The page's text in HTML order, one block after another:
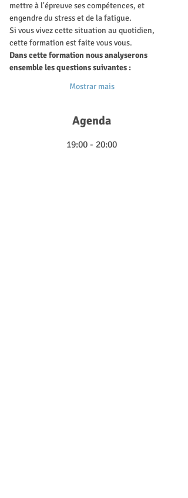
mettre à l'épreuve ses compétences, et
engendre du stress et de la fatigue.
Si vous vivez cette situation au quotidien,
cette formation est faite vous vous.
Dans cette formation nous analyserons
ensemble les questions suivantes :
Mostrar mais
Agenda
19:00 - 20:00